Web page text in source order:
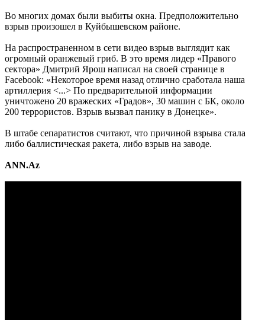
Во многих домах были выбиты окна. Предположительно
взрыв произошел в Куйбышевском районе.
На распространенном в сети видео взрыв выглядит как
огромный оранжевый гриб. В это время лидер «Правого
сектора» Дмитрий Ярош написал на своей странице в
Facebook: «Некоторое время назад отлично сработала наша
артиллерия <...> По предварительной информации
уничтожено 20 вражеских «Градов», 30 машин с БК, около
200 террористов. Взрыв вызвал панику в Донецке».
В штабе сепаратистов считают, что причиной взрыва стала
либо баллистическая ракета, либо взрыв на заводе.
ANN.Az